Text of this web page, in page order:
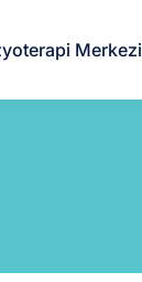
Merkezi